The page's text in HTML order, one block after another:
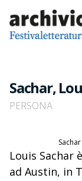
Sachar,
PERSONA
Louis Sachar
ad Austin, in